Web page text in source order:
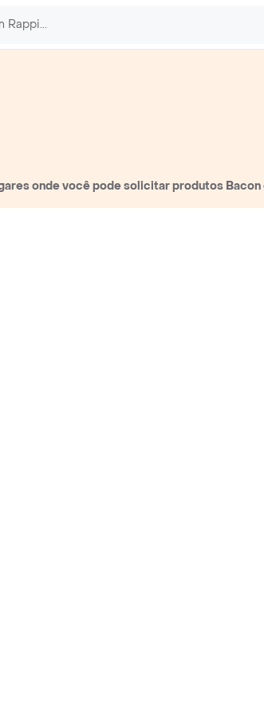
onde você pode solicitar produtos